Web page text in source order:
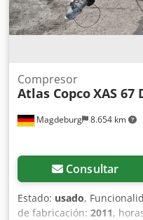
Magdeburg 8.654 km
Compresor
Atlas CopcoXAS 67
Consultar
Estado: usado,
de fabricación: 2011,